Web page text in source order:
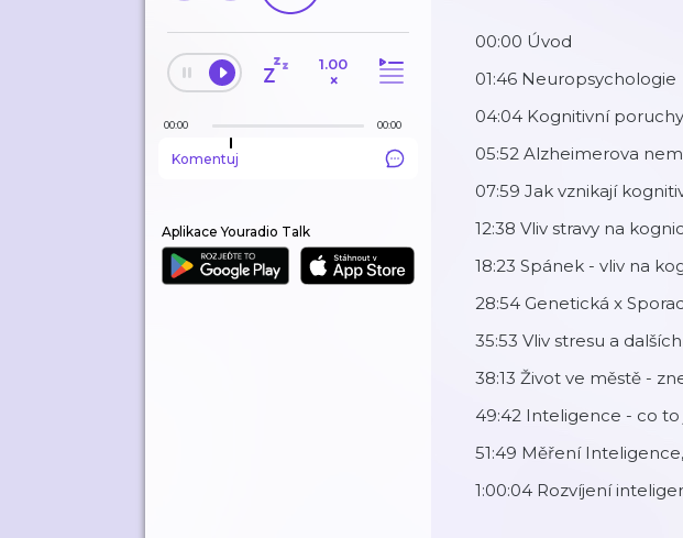
1.00
×
00:00 00:00
Komentuj
Aplikace Youradio Talk
00:00 Úvod
01:46 Neuropsychologie
04:04 Kognitivní poruchy
05:52 Alzheimerova
07:59 Jak vznikají
12:38 Vliv stravy na
18:23 Spánek - vliv na
28:54 Genetická x
35:53 Vliv stresu a
38:13 Život ve městě -
49:42 Inteligence - co to
51:49 Měření
1:00:04 Rozvíjení